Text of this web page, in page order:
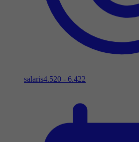
salaris4.520 - 6.422